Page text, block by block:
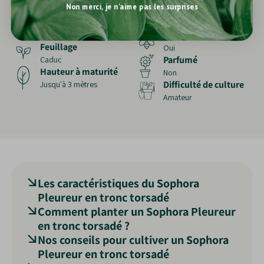
Massif / isolé
Eau
Régulièrement
Feuillage
Caduc
Hauteur à maturité
Jusqu'à 3 mètres
plantation
1 à 3 mètres
Mellifère
Oui
Parfumé
Non
Difficulté de culture
Amateur
Les caractéristiques du Sophora
Pleureur en tronc torsadé
LeSophora pleureur en troncs torsadés
appartenant à la famille desFabaceae, est un
arbre très apprécié pour sonport pleureur
Comment planter un Sophora Pleureur
en tronc torsadé ?
En pot ou en bac :
Nos conseils pour cultiver un Sophora
Pleureur en tronc torsadé
Non merci, je n'aime pas les surprises